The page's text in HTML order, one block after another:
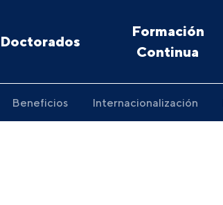
Doctorados
Formación
Continua
Beneficios Internacionalización